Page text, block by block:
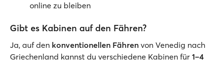
online zu bleiben
Gibt es Kabinen auf den Fähren?
Ja, auf den konventionellen Fähren von Venedig nach
Griechenland kannst du verschiedene Kabinen für 1–4